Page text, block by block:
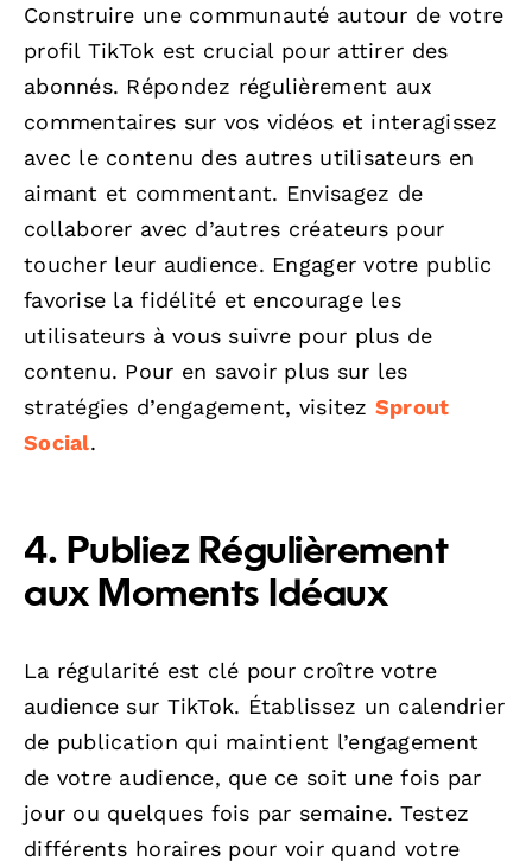
Construire une communauté autour de votre
profil TikTok est crucial pour attirer des
abonnés. Répondez régulièrement aux
commentaires sur vos vidéos et interagissez
avec le contenu des autres utilisateurs en
aimant et commentant. Envisagez de
collaborer avec d’autres créateurs pour
toucher leur audience. Engager votre public
favorise la fidélité et encourage les
utilisateurs à vous suivre pour plus de
contenu. Pour en savoir plus sur les
stratégies d’engagement, visitez Sprout
Social.
4. Publiez Régulièrement
aux Moments Idéaux
La régularité est clé pour croître votre
audience sur TikTok. Établissez un calendrier
de publication qui maintient l’engagement
de votre audience, que ce soit une fois par
jour ou quelques fois par semaine. Testez
différents horaires pour voir quand votre